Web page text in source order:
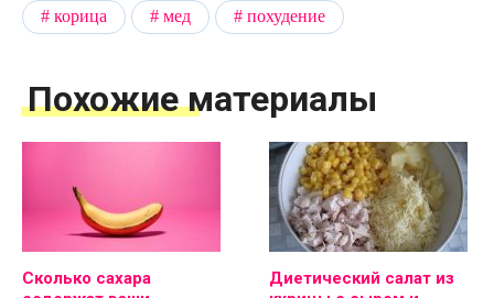
корица мед похудение
Похожие материалы
Сколько сахара
Диетический салат из